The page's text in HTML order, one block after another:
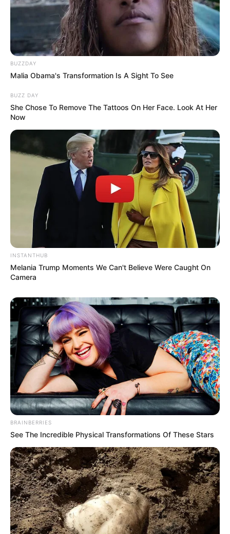
BUZZDAY
Malia Obama's Transformation Is A Sight To See
BUZZ DAY
She Chose To Remove The Tattoos On Her Face. Look At Her
Now
INSTANTHUB
Melania Trump Moments We Can't Believe Were Caught On
Camera
BRAINBERRIES
See The Incredible Physical Transformations Of These Stars